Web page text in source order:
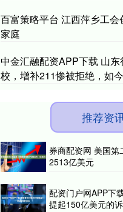
百富策略平台 江西萍乡工
家庭
中金汇融配资APP下载 山
校，增补211惨被拒绝，如
推荐资
券商配资网 美国
2513亿美元
配资门户网APP下
提起150亿美元的